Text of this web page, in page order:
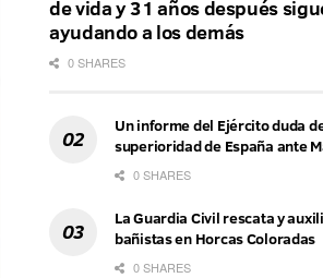
de vida y 31 años después
ayudando a los demás
0 SHARES
Un informe del Ejército duda
superioridad de España ante
0 SHARES
La Guardia Civil rescata y
bañistas en Horcas Coloradas
0 SHARES